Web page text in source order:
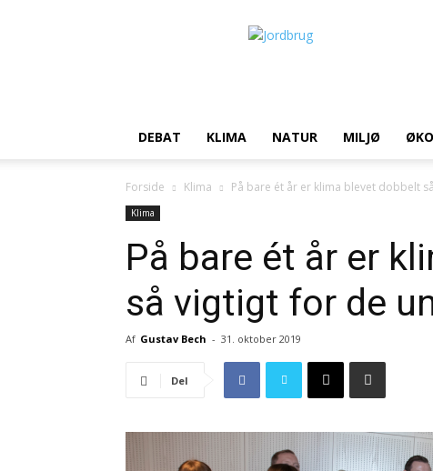
DEBAT KLIMA NATUR MILJØ
Forside Klima På bare ét år er klima blevet dobbelt
Klima
På bare ét år er
så vigtigt for de
Af Gustav Bech - 31. oktober 2019
Del